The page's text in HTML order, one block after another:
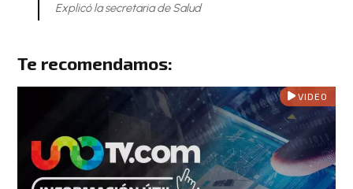
Explicó la secretaria de Salud
Te recomendamos:
VIDEO